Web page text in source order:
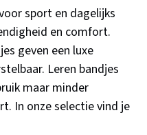
sport en dagelijks
en comfort.
geven een luxe
Leren bandjes
maar minder
In onze selectie vind je